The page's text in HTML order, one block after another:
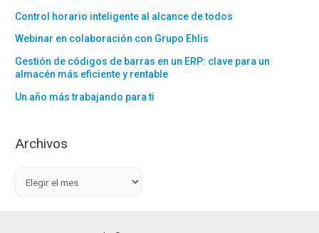
Control horario inteligente al alcance de todos
Webinar en colaboración con Grupo Ehlis
Gestión de códigos de barras en un ERP: clave para un
almacén más eficiente y rentable
Un año más trabajando para ti
Archivos